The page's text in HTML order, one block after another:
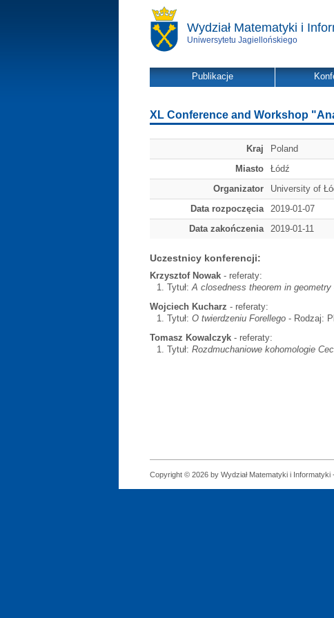
Wydział Matematyki i
Uniwersytetu Jagiellońskiego
Publikacje
XL Conference and Workshop
Kraj
Poland
Miasto
Łódź
Organizator
University of
Data rozpoczęcia
2019-01-07
Data zakończenia
2019-01-11
Uczestnicy konferencji:
Krzysztof Nowak - referaty:
Tytuł:A closedness theorem in
Wojciech Kucharz - referaty:
Tytuł: O twierdzeniu Forellego - Rodzaj:
Tomasz Kowalczyk - referaty:
Tytuł: Rozdmuchaniowe kohomologie
Copyright © 2026 by Wydział Matematyki i